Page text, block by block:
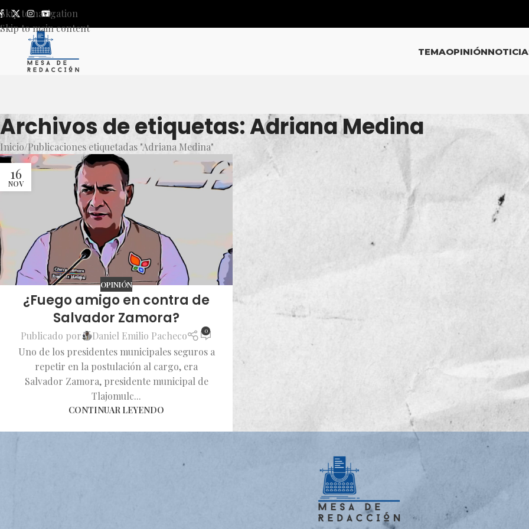
Skip to navigation
Skip to main content
TEMAOPINIÓN
Archivos de etiquetas: Adriana Medina
Inicio Publicaciones etiquetadas "Adriana Medina"
16
NOV
OPINIÓN
¿Fuego amigo en contra de
Salvador Zamora?
Publicado por Daniel Emilio Pacheco 0
Uno de los presidentes municipales seguros a
repetir en la postulación al cargo, era
Salvador Zamora, presidente municipal de
Tlajomulc...
CONTINUAR LEYENDO